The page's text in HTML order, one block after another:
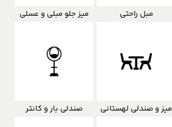
مبل راحتی میز جلو مبلی و عسلی
میز و صندلی لهستانی صندلی بار و کانتر